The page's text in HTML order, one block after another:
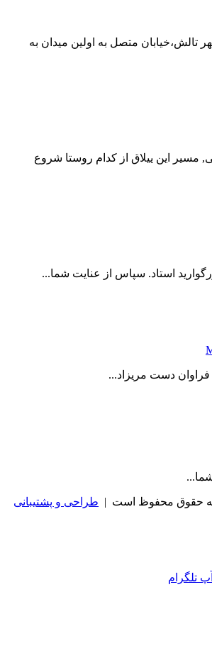
تالش،خیابان متصل به اولین میدان به
مسیر این ییلاق از کدام روستا شروع
استاد. سپاس از عنایت شما...
فراوان دست مریزاد...
طراحی و پشتیبانی
تلگرام